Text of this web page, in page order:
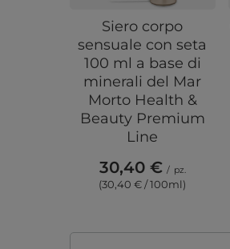
Siero corpo
sensuale con seta
100 ml a base di
minerali del Mar
Morto Health &
Beauty Premium
Line
30,40 € / pz.
(30,40 € / 100ml)